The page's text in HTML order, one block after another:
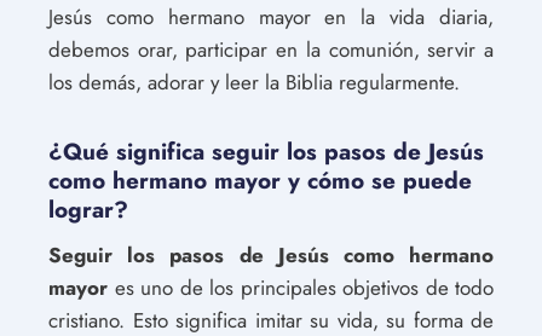
Jesús como hermano mayor en la vida diaria,
debemos orar, participar en la comunión, servir a
los demás, adorar y leer la Biblia regularmente.
¿Qué significa seguir los pasos de Jesús
como hermano mayor y cómo se puede
lograr?
Seguir los pasos de Jesús como hermano
mayor es uno de los principales objetivos de todo
cristiano. Esto significa imitar su vida, su forma de